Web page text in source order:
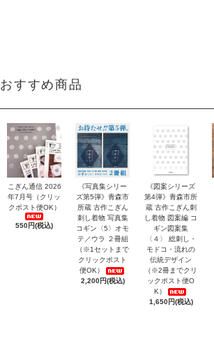
おすすめ商品
こぎん通信 2026
年7月号（クリッ
クポスト便OK）
550円(税込)
《写真集シリー
ズ第5弾》青森市
所蔵 古作こぎん
刺し着物 写真集
コギン〈5〉オモ
テ／ウラ ２冊組
（※1セットまで
クリックポスト
便OK）
2,200円(税込)
《図案シリーズ
第4弾》青森市所
蔵 古作こぎん刺
し着物 図案編 コ
ギン図案集
〈４〉 総刺し・
モドコ・流れの
伝統デザイン
（※2冊までクリ
ックポスト便O
K）
1,650円(税込)